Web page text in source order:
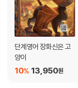
계적으로 정리하여, 총
한국어를 일체 제외하
스트를 더욱 생동감 있
로 이용할 수 있는 전자
국어 번역, 키워드, 그래
추가로 다락원 홈페이
단계영어 장화신은 고
양이
13,950원
10%